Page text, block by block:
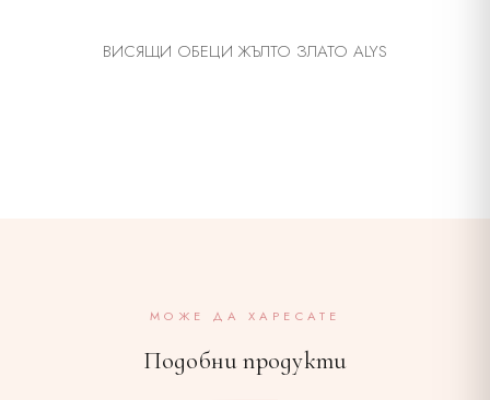
Материал Жълто злато
ВИСЯЩИ ОБЕЦИ ЖЪЛТО ЗЛАТО ALYS
МОЖЕ ДА ХАРЕСАТЕ
Подобни продукти